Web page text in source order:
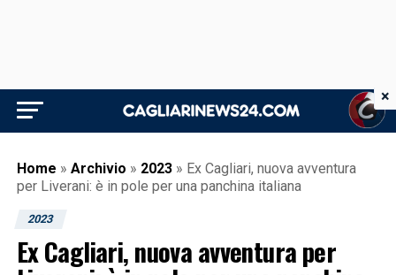
Home » Archivio » 2023 » Ex Cagliari, nuova avventura
per Liverani: è in pole per una panchina italiana
2023
Ex Cagliari, nuova avventura per
×